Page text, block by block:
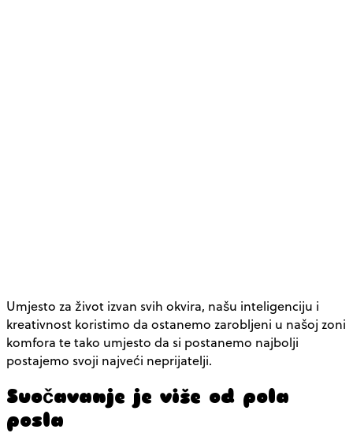
Umjesto za život izvan svih okvira, našu inteligenciju i
kreativnost koristimo da ostanemo zarobljeni u našoj zoni
komfora te tako umjesto da si postanemo najbolji
postajemo svoji najveći neprijatelji.
Suočavanje je više od pola
posla